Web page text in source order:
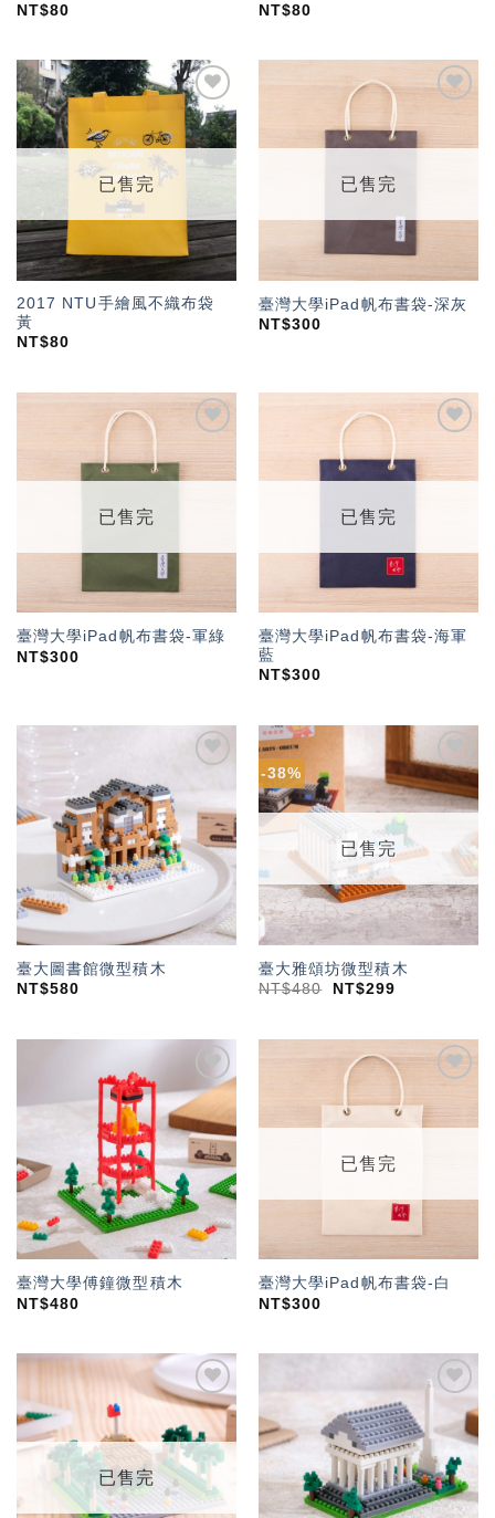
NT$80
NT$80
加入
「願
望輕
單」
已售完
2017 NTU手繪風不織布袋
黃
NT$80
望輕
已售完
臺灣大學iPad帆布書袋-深灰
NT$300
「願
望輕
已售完
臺灣大學iPad帆布書袋-軍綠
NT$300
望輕
已售完
臺灣大學iPad帆布書袋-海軍
藍
NT$300
望輕
單」
臺大圖書館微型積木
NT$580
-38%
加入
「願
望輕
已售完
臺大雅頌坊微型積木
NT$480 NT$299
加入
望輕
單」
臺灣大學傅鐘微型積木
NT$480
望輕
已售完
臺灣大學iPad帆布書袋-白
NT$300
加入
「願
望輕
已售完
加入
「願
望輕
單」